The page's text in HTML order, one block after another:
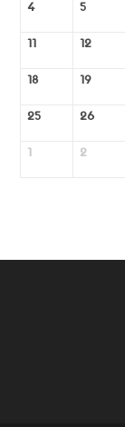
4
5
11
12
18
19
25
26
1
2